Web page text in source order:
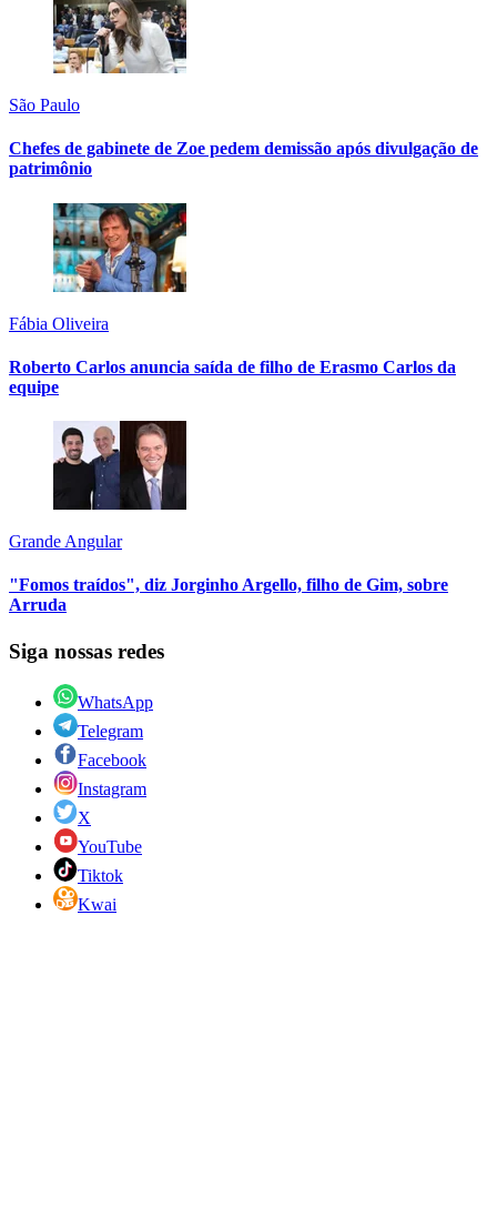
São Paulo
Chefes de gabinete de Zoe pedem demissão após divulgação de
patrimônio
Fábia Oliveira
Roberto Carlos anuncia saída de filho de Erasmo Carlos da
equipe
Grande Angular
"Fomos traídos", diz Jorginho Argello, filho de Gim, sobre
Arruda
Siga nossas redes
WhatsApp
Telegram
Facebook
Instagram
X
YouTube
Tiktok
Kwai